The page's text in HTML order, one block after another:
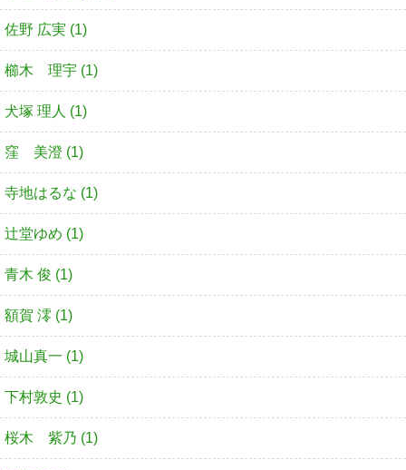
佐野 広実 (1)
櫛木 理宇 (1)
犬塚 理人 (1)
窪 美澄 (1)
寺地はるな (1)
辻堂ゆめ (1)
青木 俊 (1)
額賀 澪 (1)
城山真一 (1)
下村敦史 (1)
桜木 紫乃 (1)